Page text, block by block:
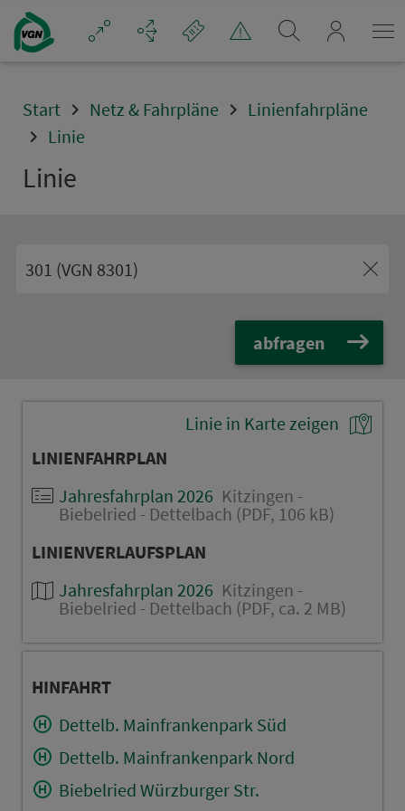
Navigation überspringen
Start Netz & Fahrpläne
Linienfahrpläne
Linie
Linie
abfragen
Linie in Karte zeigen
LINIENFAHRPLAN
Jahresfahrplan 2026 Kitzingen -
Biebelried - Dettelbach (PDF, 106 kB)
LINIENVERLAUFSPLAN
Jahresfahrplan 2026 Kitzingen -
Biebelried - Dettelbach (PDF, ca. 2 MB)
HINFAHRT
Dettelb. Mainfrankenpark Süd
Dettelb. Mainfrankenpark Nord
Biebelried Würzburger Str.